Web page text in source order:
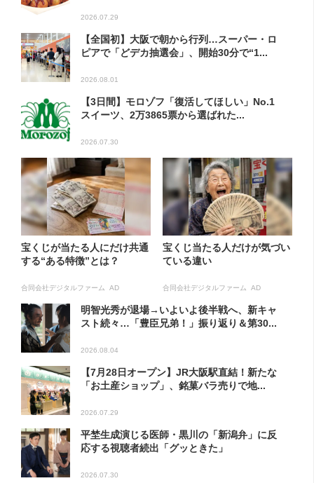
2026.07.29
【全国初】大阪で朝から行列…スーパー・ロ
ピアで「どデカ抽選会」、開始30分で“1...
2026.08.01
【3日間】モロゾフ「復活してほしい」No.1
スイーツ、2万3865票から選ばれた...
2026.07.30
宝くじが当たる人にだけ共通
する“ある特徴”とは？
合同会社デジタルファーム AD
宝くじ当たる人だけが気づい
ている違い
合同会社デジタルファーム AD
明智光秀が退場→いよいよ後半戦へ、新キャ
スト続々…「豊臣兄弟！」振り返り＆第30...
2026.08.04
【7月28日オープン】JR大阪駅直結！新たな
「お土産ショップ」、銘菓バラ売りで地...
2026.07.29
平埜生成演じる医師・黒川の「新潟弁」に反
応する視聴者続出「グッときた」
2026.07.30